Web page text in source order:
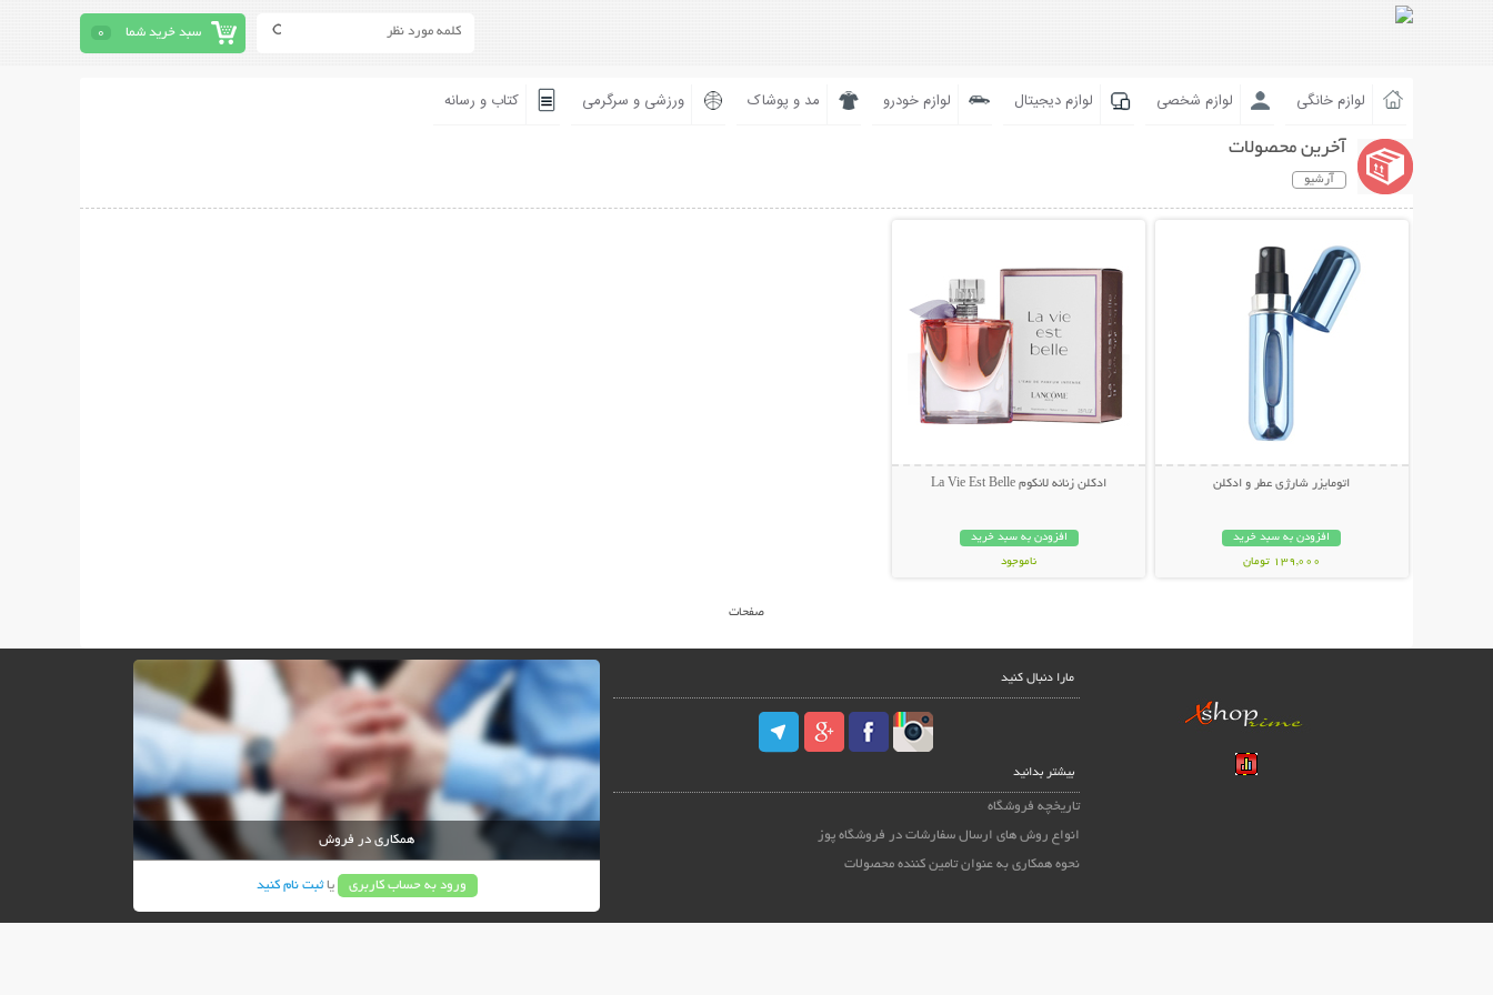
سبد خرید شما 0
لوازم خانگی لوازم شخصی لوازم دیجیتال لوازم خودرو مد و پوشاک ورزشی و سرگرمی کتاب و رسانه
آخرین محصولات
آرشیو
اتومایزر شارژی عطر و ادکلن
افزودن به سبد خرید
139,000 تومان
ادکلن زنانه لانکوم La Vie Est Belle
افزودن به سبد خرید
ناموجود
صفحات
مارا دنبال کنید
بیشتر بدانید
تاریخچه فروشگاه
انواع روش های ارسال سفارشات در فروشگاه پوز
نحوه همکاری به عنوان تامین کننده محصولات
همکاری در فروش
ورود به حساب کاربری یاثبت نام کنید